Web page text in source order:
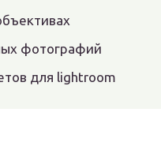
фотографий
для lightroom